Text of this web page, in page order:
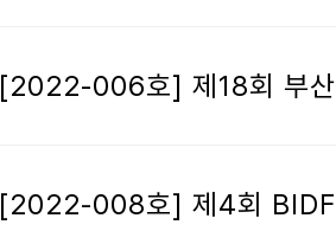
[2022-006호] 제18회 부산
[2022-008호] 제4회 BIDF